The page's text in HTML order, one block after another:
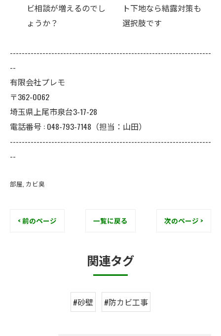
ト下地なら結露対策も
選択肢です
ていませんか？
--------------------------------------------------------------------
--
有限会社プレモ
〒362-0062
埼玉県上尾市泉台3-17-28
電話番号 : 048-793-7148（担当：山田）
--------------------------------------------------------------------
--
部屋 カビ臭
< 前のページ 一覧に戻る 次のページ >
関連タグ
#砂壁 #防カビ工事